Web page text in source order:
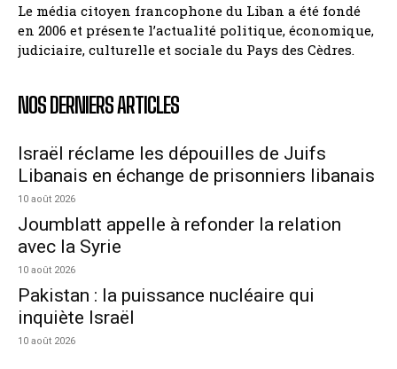
Le média citoyen francophone du Liban a été fondé
en 2006 et présente l’actualité politique, économique,
judiciaire, culturelle et sociale du Pays des Cèdres.
NOS DERNIERS ARTICLES
Israël réclame les dépouilles de Juifs
Libanais en échange de prisonniers libanais
10 août 2026
Joumblatt appelle à refonder la relation
avec la Syrie
10 août 2026
Pakistan : la puissance nucléaire qui
inquiète Israël
10 août 2026